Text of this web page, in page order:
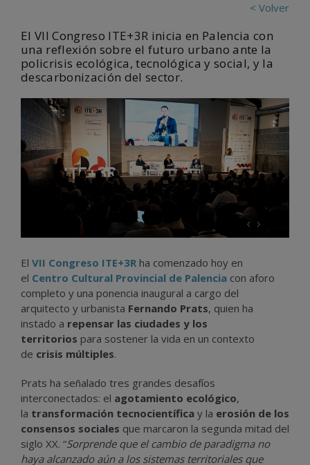
< Volver
El VII Congreso ITE+3R inicia en Palencia con
una reflexión sobre el futuro urbano ante la
policrisis ecológica, tecnológica y social, y la
descarbonización del sector.
‹ ›
El VII Congreso ITE+3R ha comenzado hoy en
el Centro Cultural Provincial de Palencia con aforo
completo y una ponencia inaugural a cargo del
arquitecto y urbanista Fernando Prats, quien ha
instado a repensar las ciudades y los
territorios para sostener la vida en un contexto
de crisis múltiples.
Prats ha señalado tres grandes desafíos
interconectados: el agotamiento ecológico,
la transformación tecnocientífica y la erosión de los
consensos sociales que marcaron la segunda mitad del
siglo XX. “Sorprende que el cambio de paradigma no
haya alcanzado aún a los sistemas territoriales que